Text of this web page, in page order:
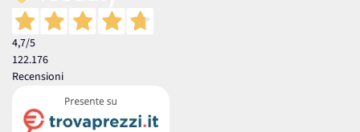
4,7/5
122.176
Recensioni